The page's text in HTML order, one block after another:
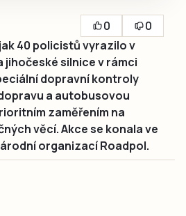
0
0
jak 40 policistů vyrazilo v
jihočeské silnice v rámci
dopravní kontroly
a autobusovou
zaměřením na
věcí. Akce se konala ve
organizací Roadpol.